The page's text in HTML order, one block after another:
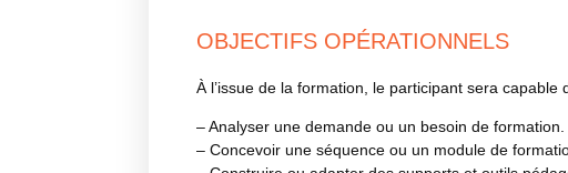
OBJECTIFS OPÉRATIONNELS
À l’issue de la formation, le participant sera capable
– Analyser une demande ou un besoin de formation.
– Concevoir une séquence ou un module de